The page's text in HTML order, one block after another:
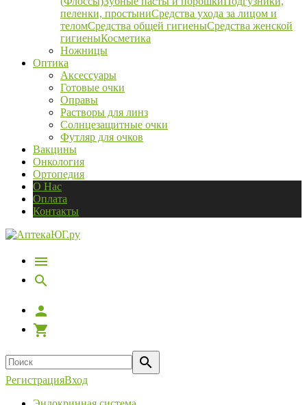
пеленки, простыниСредства ухода за лицом и
теломСредства общей гигиеныСредства женской
гигиеныКосметика
Ножницы
Оптика
Аксессуары
Готовые очки
Оправы
Растворы для линз
Солнцезащитные очки
Футляр для очков
Вакцины
Онкология
Ортопедия
О Нас
Оплата
Контакты
РегистрацияВход